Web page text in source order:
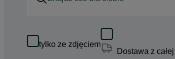
tylko ze zdjęciem
Dostawa z